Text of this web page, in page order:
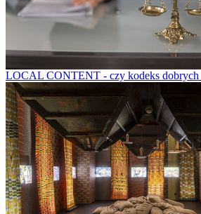
LOCAL CONTENT - czy kodeks dobrych